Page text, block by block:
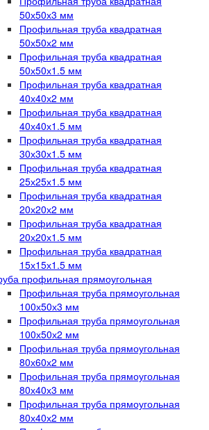
50х50х3 мм
Профильная труба квадратная
50х50х2 мм
Профильная труба квадратная
50х50х1.5 мм
Профильная труба квадратная
40х40х2 мм
Профильная труба квадратная
40х40х1.5 мм
Профильная труба квадратная
30х30х1.5 мм
Профильная труба квадратная
25х25х1.5 мм
Профильная труба квадратная
20х20х2 мм
Профильная труба квадратная
20х20х1.5 мм
Профильная труба квадратная
15х15х1.5 мм
профильная прямоугольная
Профильная труба прямоугольная
100х50х3 мм
Профильная труба прямоугольная
100х50х2 мм
Профильная труба прямоугольная
80х60х2 мм
Профильная труба прямоугольная
80х40х3 мм
Профильная труба прямоугольная
80х40х2 мм